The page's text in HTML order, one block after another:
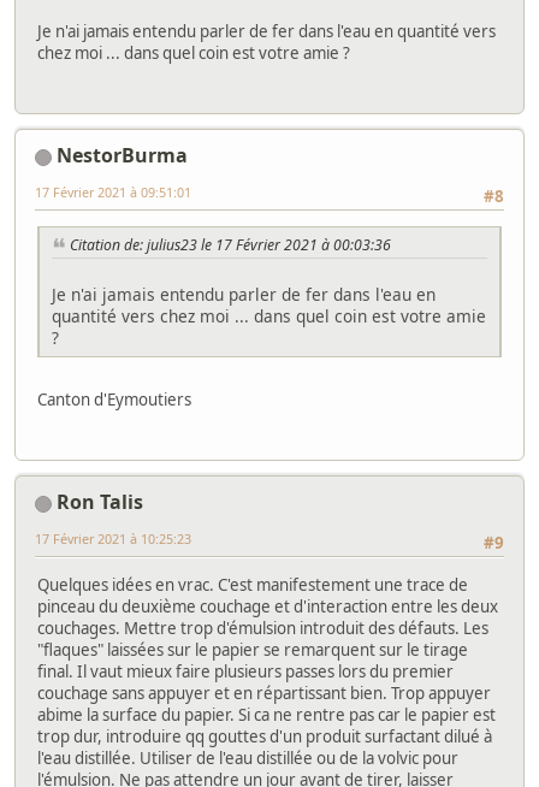
Je n'ai jamais entendu parler de fer dans l'eau en quantité vers
chez moi ... dans quel coin est votre amie ?
NestorBurma
#8
17 Février 2021 à 09:51:01
Citation de: julius23 le 17 Février 2021 à 00:03:36
Je n'ai jamais entendu parler de fer dans l'eau en
quantité vers chez moi ... dans quel coin est votre amie
?
Canton d'Eymoutiers
Ron Talis
#9
17 Février 2021 à 10:25:23
Quelques idées en vrac. C'est manifestement une trace de
pinceau du deuxième couchage et d'interaction entre les deux
couchages. Mettre trop d'émulsion introduit des défauts. Les
"flaques" laissées sur le papier se remarquent sur le tirage
final. Il vaut mieux faire plusieurs passes lors du premier
couchage sans appuyer et en répartissant bien. Trop appuyer
abime la surface du papier. Si ca ne rentre pas car le papier est
trop dur, introduire qq gouttes d'un produit surfactant dilué à
l'eau distillée. Utiliser de l'eau distillée ou de la volvic pour
l'émulsion. Ne pas attendre un jour avant de tirer, laisser